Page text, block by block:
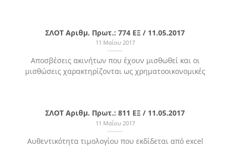
ΣΛΟΤ Αριθμ. Πρωτ.: 774 ΕΞ / 11.05.2017
11 Μαΐου 2017
Αποσβέσεις ακινήτων που έχουν μισθωθεί και οι
μισθώσεις χαρακτηρίζονται ως χρηματοοικονομικές
ΣΛΟΤ Αριθμ. Πρωτ.: 811 ΕΞ / 11.05.2017
11 Μαΐου 2017
Αυθεντικότητα τιμολογίου που εκδίδεται από excel